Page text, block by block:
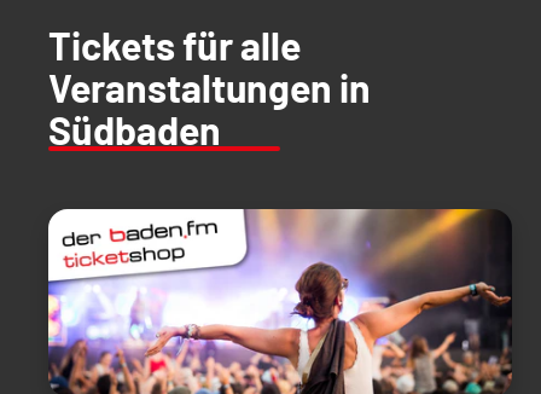
Tickets für alle
Veranstaltungen in
Südbaden